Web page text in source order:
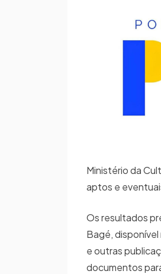
Ministério da
aptos e
Os resultados
Bagé,
e outras
documentos